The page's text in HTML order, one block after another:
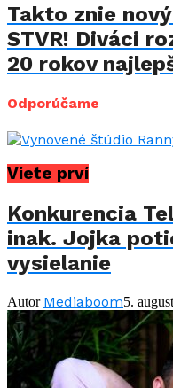
Takto znie
STVR! Diváci
20 rokov
Odporúčame
Viete prví
Konkurencia
inak. Jojka
vysielanie
Autor Mediaboom5.